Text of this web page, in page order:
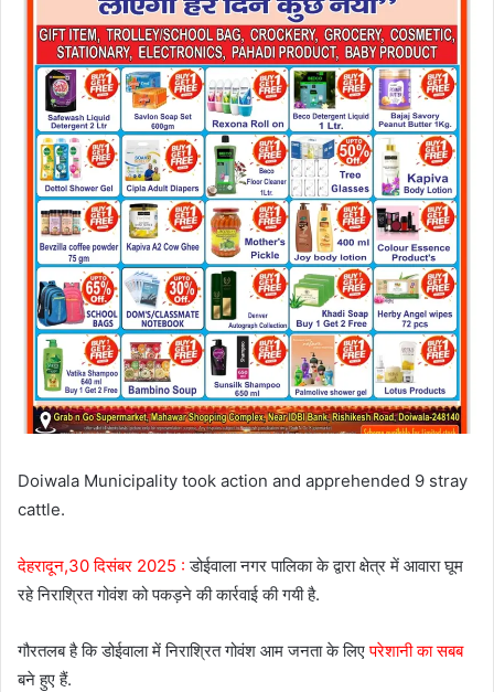
Doiwala Municipality took action and apprehended 9 stray
cattle.
देहरादून,30 दिसंबर 2025 : डोईवाला नगर पालिका के द्वारा क्षेत्र में आवारा घूम
रहे निराश्रित गोवंश को पकड़ने की कार्रवाई की गयी है.
गौरतलब है कि डोईवाला में निराश्रित गोवंश आम जनता के लिएपरेशानी का सबब
बने हुए हैं.